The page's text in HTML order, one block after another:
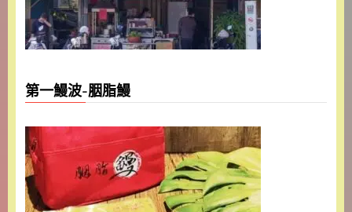
第一鰻波-胭脂鰻